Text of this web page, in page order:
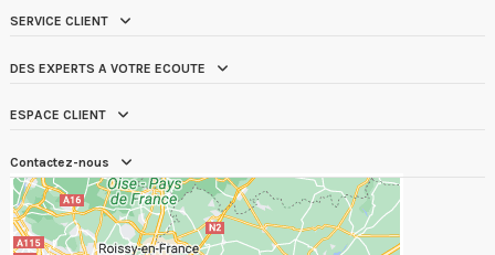
SERVICE CLIENT
DES EXPERTS A VOTRE ECOUTE
ESPACE CLIENT
Contactez-nous